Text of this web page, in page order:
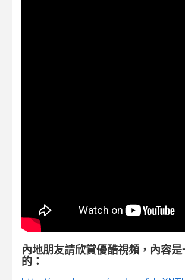
內地朋友請欣賞優酷視頻，內容
的：